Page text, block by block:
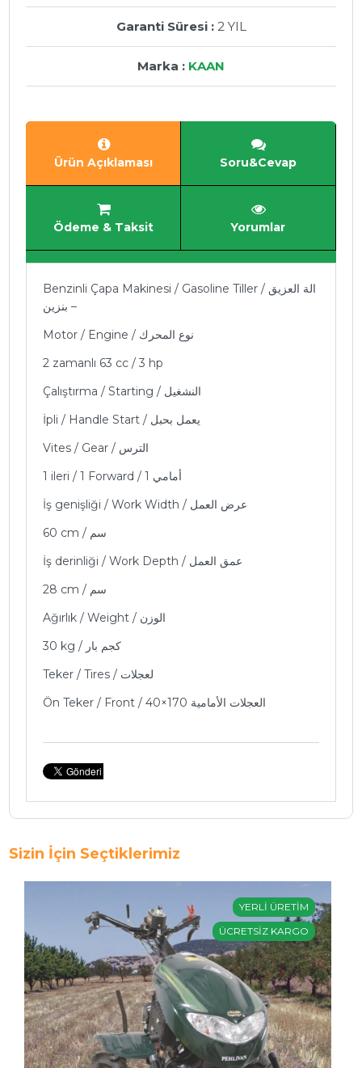
Garanti Süresi : 2 YIL
Marka : KAAN
Ürün Açıklaması Soru&Cevap
Ödeme & Taksit Yorumlar
Benzinli Çapa Makinesi / Gasoline Tiller / الة العزيق
– بنزين
Motor / Engine / نوع المحرك
2 zamanlı 63 cc / 3 hp
Çalıştırma / Starting / النشغيل
İpli / Handle Start / يعمل بحبل
Vites / Gear / الترس
1 ileri / 1 Forward / 1 أمامي
İş genişliği / Work Width / عرض العمل
60 cm / سم
İş derinliği / Work Depth / عمق العمل
28 cm / سم
Ağırlık / Weight / الوزن
30 kg / كجم بار
Teker / Tires / لعجلات
Ön Teker / Front / العجلات الأمامية 170×40
Sizin İçin Seçtiklerimiz
YERLİ ÜRETİM
ÜCRETSİZ KARGO